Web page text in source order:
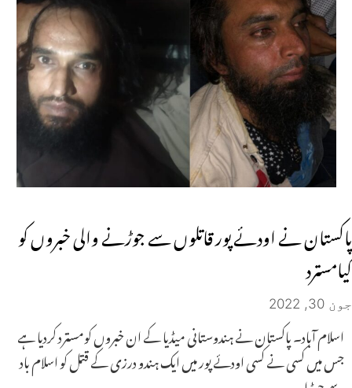
پاکستان نے اودئے پور قاتلوں سے جوڑنے والی خبروں کو
کیامسترد
جون 30, 2022
اسلام آباد۔ پاکستان نے ہندوستانی میڈیا کے ان خبروں کومسترد کردیا ہے
جس میں کسی نے کسی اودئے پور میں ایک ہندو درزی کے قتل کو اسلام باد